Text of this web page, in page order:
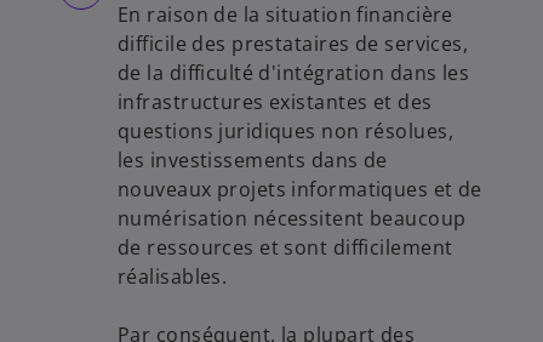
En raison de la situation financière
difficile des prestataires de services,
de la difficulté d'intégration dans les
infrastructures existantes et des
questions juridiques non résolues,
les investissements dans de
nouveaux projets informatiques et de
numérisation nécessitent beaucoup
de ressources et sont difficilement
réalisables.
Par conséquent, la plupart des